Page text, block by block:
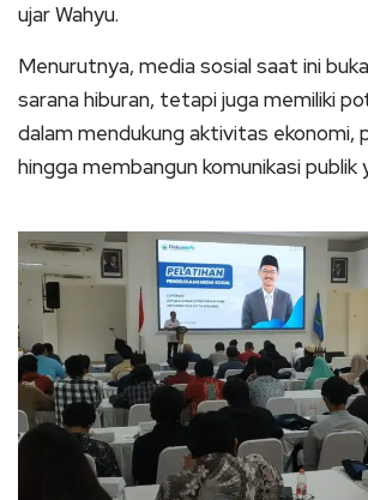
ujar Wahyu.
Menurutnya, media sosial saat ini
sarana hiburan, tetapi juga memiliki
dalam mendukung aktivitas ekonomi,
hingga membangun komunikasi publik